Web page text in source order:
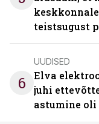
teistsugust
6
UUDISED
Elva
juhi
astumine oli